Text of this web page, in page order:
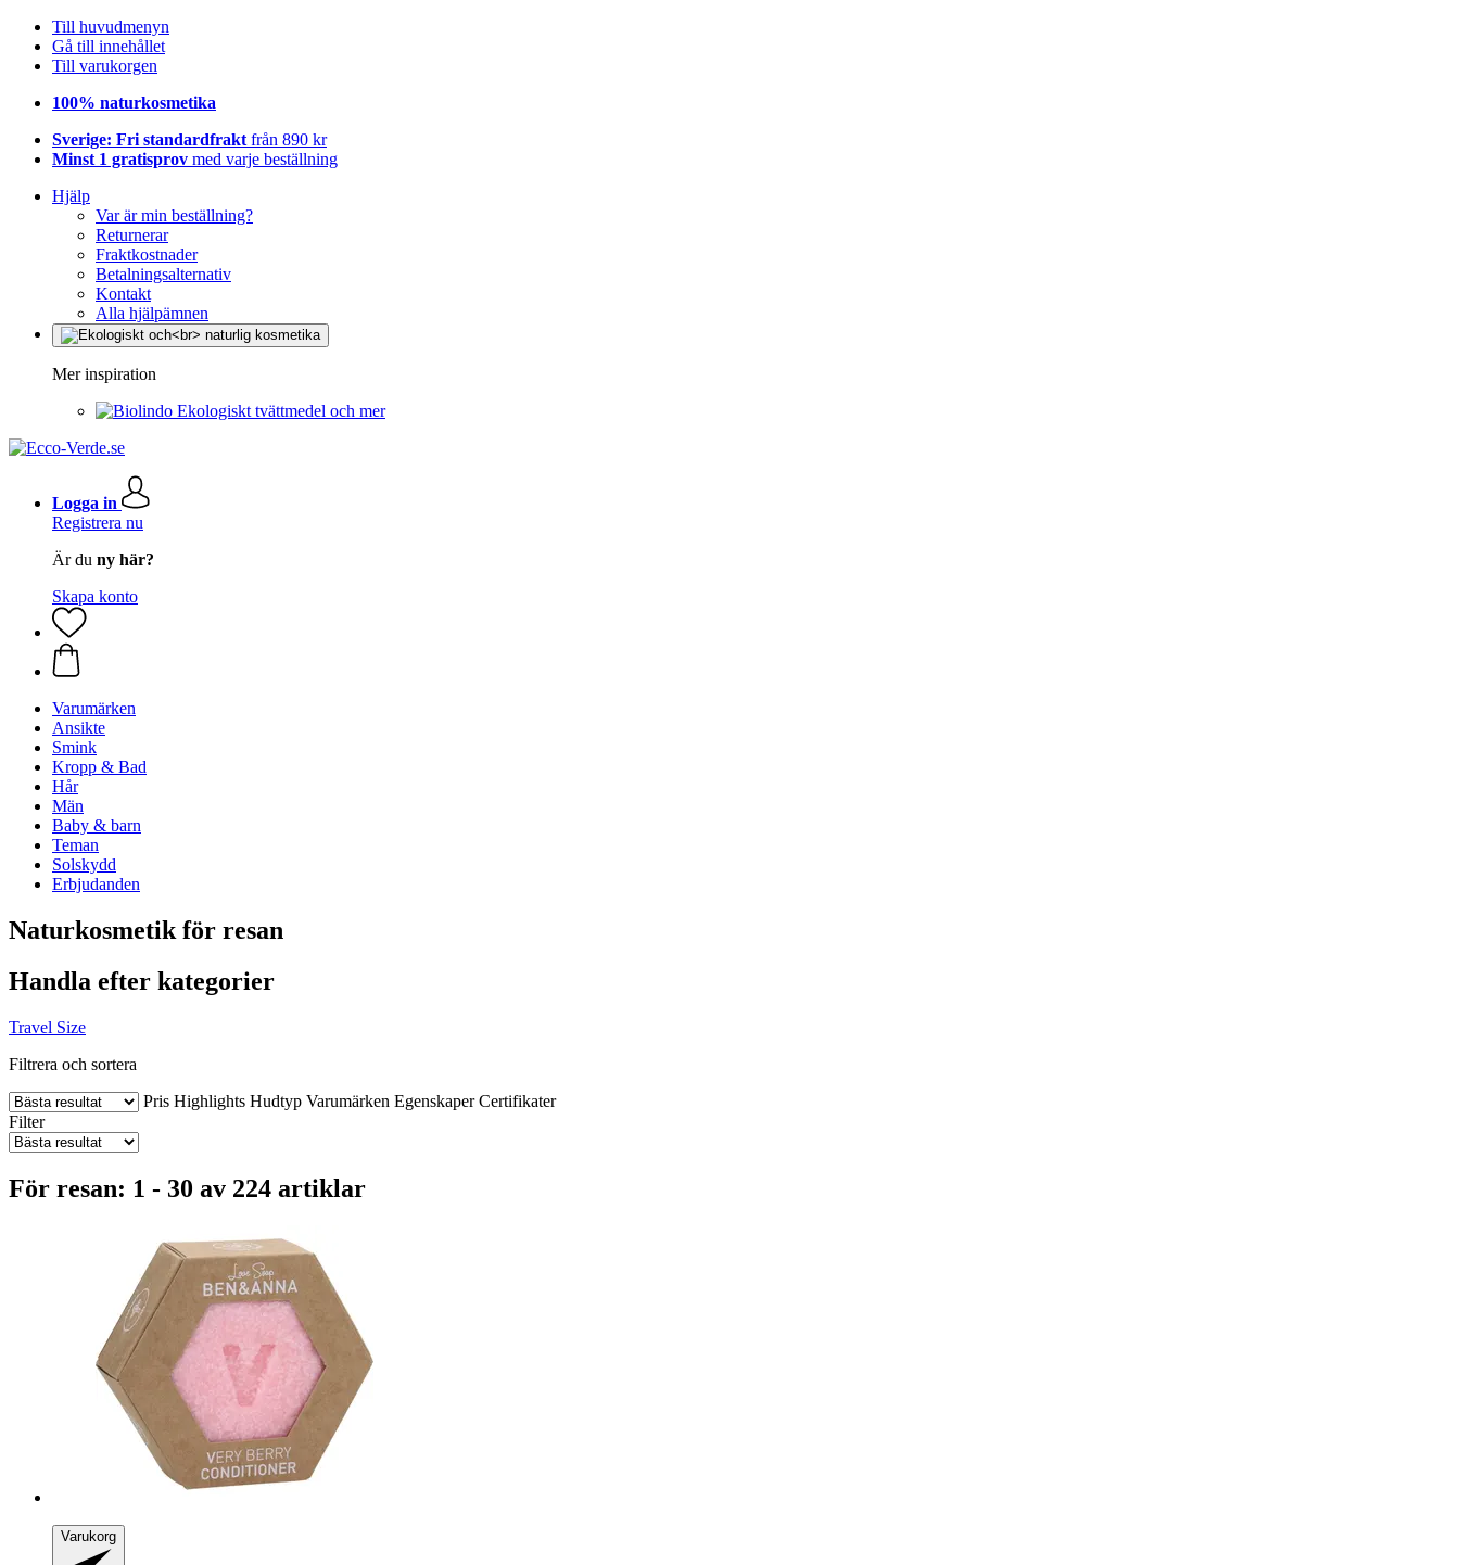
Till huvudmenyn
Gå till innehållet
Till varukorgen
100% naturkosmetika
Sverige: Fri standardfrakt från 890 kr
Minst 1 gratisprov med varje beställning
Hjälp
Var är min beställning?
Returnerar
Fraktkostnader
Betalningsalternativ
Kontakt
Alla hjälpämnen
Mer inspiration
Ekologiskt tvättmedel och mer
Logga in
Registrera nu
Är du ny här?
Skapa konto
Varumärken
Ansikte
Smink
Kropp & Bad
Hår
Män
Baby & barn
Teman
Solskydd
Erbjudanden
Naturkosmetik för resan
Handla efter kategorier
Travel Size
Filtrera och sortera
Pris Highlights Hudtyp Varumärken Egenskaper Certifikater
Filter
För resan: 1 - 30 av 224 artiklar
Varukorg